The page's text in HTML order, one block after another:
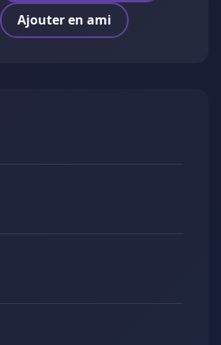
Ajouter en ami